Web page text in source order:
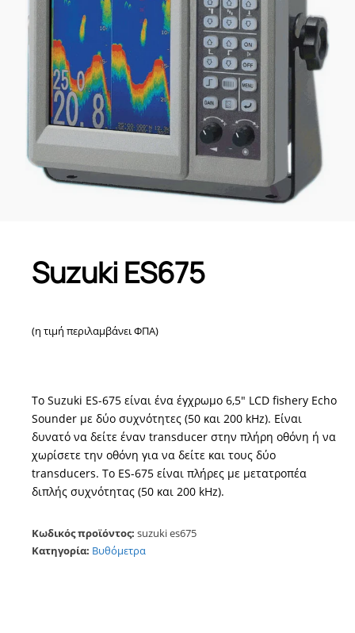
Suzuki ES675
(η τιμή περιλαμβάνει ΦΠΑ)
Το Suzuki ES-675 είναι ένα έγχρωμο 6,5″ LCD fishery Echo
Sounder με δύο συχνότητες (50 και 200 ​​kHz). Είναι
δυνατό να δείτε έναν transducer στην πλήρη οθόνη ή να
χωρίσετε την οθόνη για να δείτε και τους δύο
transducers. Το ES-675 είναι πλήρες με μετατροπέα
διπλής συχνότητας (50 και 200 ​​kHz).
Κωδικός προϊόντος: suzuki es675
Κατηγορία: Βυθόμετρα